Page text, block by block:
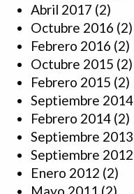
Abril 2017 (2)
Octubre 2016 (2)
Febrero 2016 (2)
Octubre 2015 (2)
Febrero 2015 (2)
Septiembre 2014
Febrero 2014 (2)
Septiembre 2013
Septiembre 2012
Enero 2012 (2)